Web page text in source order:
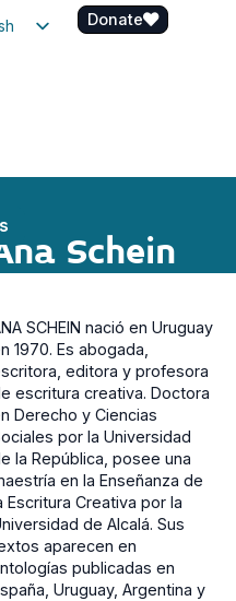
Donate
Schein
SCHEIN nació en Uruguay
1970. Es abogada,
editora y profesora
escritura creativa. Doctora
Derecho y Ciencias
por la Universidad
la República, posee una
en la Enseñanza de
Escritura Creativa por la
de Alcalá. Sus
aparecen en
publicadas en
Uruguay, Argentina y